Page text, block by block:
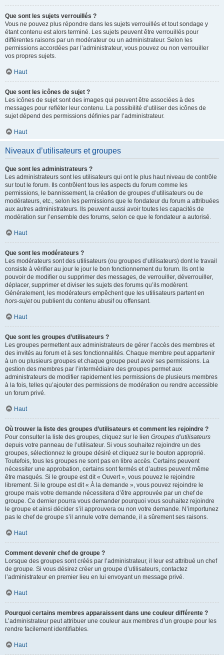
Que sont les sujets verrouillés ?
Vous ne pouvez plus répondre dans les sujets verrouillés et tout sondage y
étant contenu est alors terminé. Les sujets peuvent être verrouillés pour
différentes raisons par un modérateur ou un administrateur. Selon les
permissions accordées par l’administrateur, vous pouvez ou non verrouiller
vos propres sujets.
Haut
Que sont les icônes de sujet ?
Les icônes de sujet sont des images qui peuvent être associées à des
messages pour refléter leur contenu. La possibilité d’utiliser des icônes de
sujet dépend des permissions définies par l’administrateur.
Haut
Niveaux d’utilisateurs et groupes
Que sont les administrateurs ?
Les administrateurs sont les utilisateurs qui ont le plus haut niveau de contrôle
sur tout le forum. Ils contrôlent tous les aspects du forum comme les
permissions, le bannissement, la création de groupes d’utilisateurs ou de
modérateurs, etc., selon les permissions que le fondateur du forum a attribuées
aux autres administrateurs. Ils peuvent aussi avoir toutes les capacités de
modération sur l’ensemble des forums, selon ce que le fondateur a autorisé.
Haut
Que sont les modérateurs ?
Les modérateurs sont des utilisateurs (ou groupes d’utilisateurs) dont le travail
consiste à vérifier au jour le jour le bon fonctionnement du forum. Ils ont le
pouvoir de modifier ou supprimer des messages, de verrouiller, déverrouiller,
déplacer, supprimer et diviser les sujets des forums qu’ils modèrent.
Généralement, les modérateurs empêchent que les utilisateurs partent en
hors-sujetou publient du contenu abusif ou offensant.
Haut
Que sont les groupes d’utilisateurs ?
Les groupes permettent aux administrateurs de gérer l’accès des membres et
des invités au forum et à ses fonctionnalités. Chaque membre peut appartenir
à un ou plusieurs groupes et chaque groupe peut avoir ses permissions. La
gestion des membres par l’intermédiaire des groupes permet aux
administrateurs de modifier rapidement les permissions de plusieurs membres
à la fois, telles qu’ajouter des permissions de modération ou rendre accessible
un forum privé.
Haut
Où trouver la liste des groupes d’utilisateurs et comment les rejoindre ?
Pour consulter la liste des groupes, cliquez sur le lien Groupes d’utilisateurs
depuis votre panneau de l’utilisateur. Si vous souhaitez rejoindre un des
groupes, sélectionnez le groupe désiré et cliquez sur le bouton approprié.
Toutefois, tous les groupes ne sont pas en libre accès. Certains peuvent
nécessiter une approbation, certains sont fermés et d’autres peuvent même
être masqués. Si le groupe est dit « Ouvert », vous pouvez le rejoindre
librement. Si le groupe est dit « À la demande », vous pouvez rejoindre le
groupe mais votre demande nécessitera d’être approuvée par un chef de
groupe. Ce dernier pourra vous demander pourquoi vous souhaitez rejoindre
le groupe et ainsi décider s’il approuvera ou non votre demande. N’importunez
pas le chef de groupe s’il annule votre demande, il a sûrement ses raisons.
Haut
Comment devenir chef de groupe ?
Lorsque des groupes sont créés par l’administrateur, il leur est attribué un chef
de groupe. Si vous désirez créer un groupe d’utilisateurs, contactez
l’administrateur en premier lieu en lui envoyant un message privé.
Haut
Pourquoi certains membres apparaissent dans une couleur différente ?
L’administrateur peut attribuer une couleur aux membres d’un groupe pour les
rendre facilement identifiables.
Haut